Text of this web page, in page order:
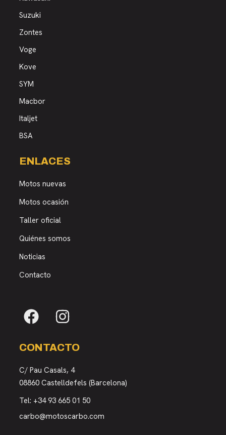
Suzuki
Zontes
Voge
Kove
SYM
Macbor
Italjet
BSA
ENLACES
Motos nuevas
Motos ocasión
Taller oficial
Quiénes somos
Noticias
Contacto
CONTACTO
C/ Pau Casals, 4
08860 Castelldefels (Barcelona)
Tel: +34 93 665 01 50
carbo@motoscarbo.com